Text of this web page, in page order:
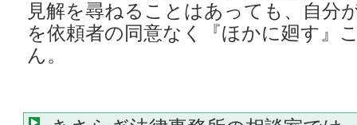
見解を尋ねることはあっても、自分
を依頼者の同意なく『ほかに廻す』
ん。